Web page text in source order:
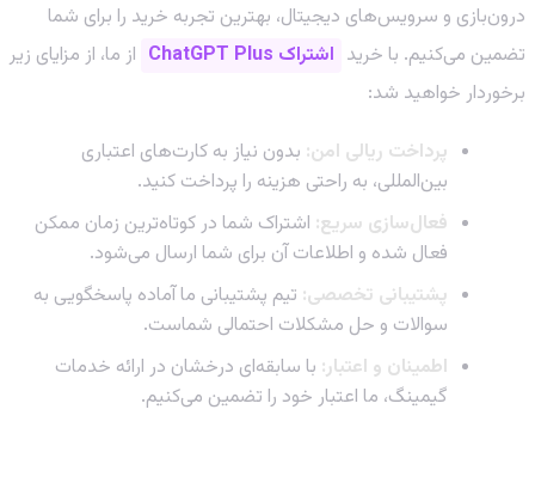
درون‌بازی و سرویس‌های دیجیتال، بهترین تجربه خرید را برای شما
تضمین می‌کنیم. با خرید اشتراک ChatGPT Plus
از ما، از مزایای زیر
برخوردار خواهید شد:
پرداخت ریالی امن: بدون نیاز به کارت‌های اعتباری
بین‌المللی، به راحتی هزینه را پرداخت کنید.
فعال‌سازی سریع: اشتراک شما در کوتاه‌ترین زمان ممکن
فعال شده و اطلاعات آن برای شما ارسال می‌شود.
پشتیبانی تخصصی: تیم پشتیبانی ما آماده پاسخگویی به
سوالات و حل مشکلات احتمالی شماست.
اطمینان و اعتبار: با سابقه‌ای درخشان در ارائه خدمات
گیمینگ، ما اعتبار خود را تضمین می‌کنیم.